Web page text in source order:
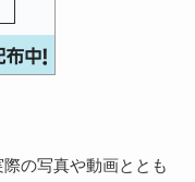
の写真や動画ととも